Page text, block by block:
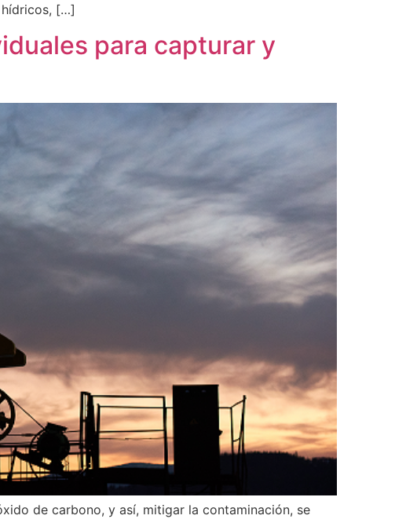
hídricos, […]
para capturar y
de carbono, y así, mitigar la contaminación, se